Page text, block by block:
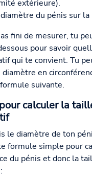
extérieure).
du pénis sur la
fini de mesurer, tu
pour savoir
qui te convient. Tu
en
suivante.
calculer la
le diamètre de ton
formule simple pour
du pénis et donc la